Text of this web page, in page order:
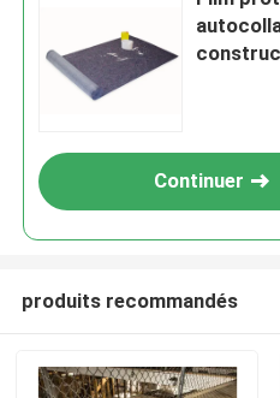
Continuer
produits recommandés